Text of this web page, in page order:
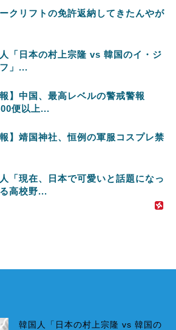
クリフトの免許返納してきたんやが
「日本の村上宗隆 vs 韓国のイ・ジ
」...
報】中国、最高レベルの警戒警報
便以上...
報】靖国神社、恒例の軍服コスプレ禁
「現在、日本で可愛いと話題になっ
高校野...
韓国人「日本の村上宗隆 vs 韓国の